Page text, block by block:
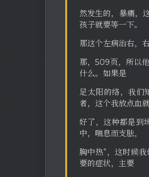
然发生的，暴痛，
孩子就要等一下。
那这个左病治右，
那，509页，所以
什么。如果是
足太阳的络，我们
者，这个我放点血
好了，这种都是到
中，喘息而支胠，
胸中热”，这时候
要的症状，主要